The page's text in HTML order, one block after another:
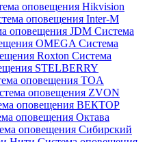
оповещения Hikvision
оповещения Inter-M
оповещения JDM Система
OMEGA Система
Roxton Система
STELBERRY
оповещения TOA
оповещения ZVON
оповещения ВЕКТОР
оповещения Октава
оповещения Сибирский